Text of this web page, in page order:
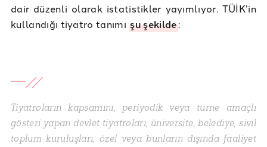
dair düzenli olarak istatistikler yayımlıyor. TÜİK’in
kullandığı tiyatro tanımışu şekilde:
Tiyatroların kapsamını, periyodik veya turne amaçlı
gösteri yapan devlet tiyatroları, üniversite, belediye, sivil
toplum kuruluşları, özel veya bunların dışında faaliyet